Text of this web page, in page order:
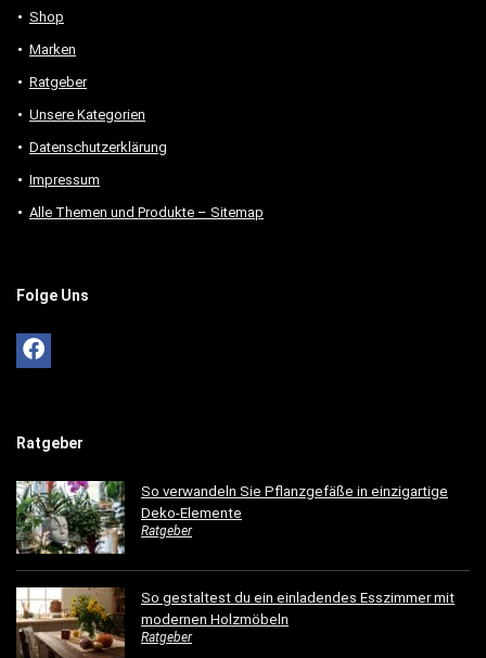
Shop
Marken
Ratgeber
Unsere Kategorien
Datenschutzerklärung
Impressum
Alle Themen und Produkte – Sitemap
Folge Uns
Ratgeber
So verwandeln Sie Pflanzgefäße in einzigartige
Deko-Elemente
Ratgeber
So gestaltest du ein einladendes Esszimmer mit
modernen Holzmöbeln
Ratgeber